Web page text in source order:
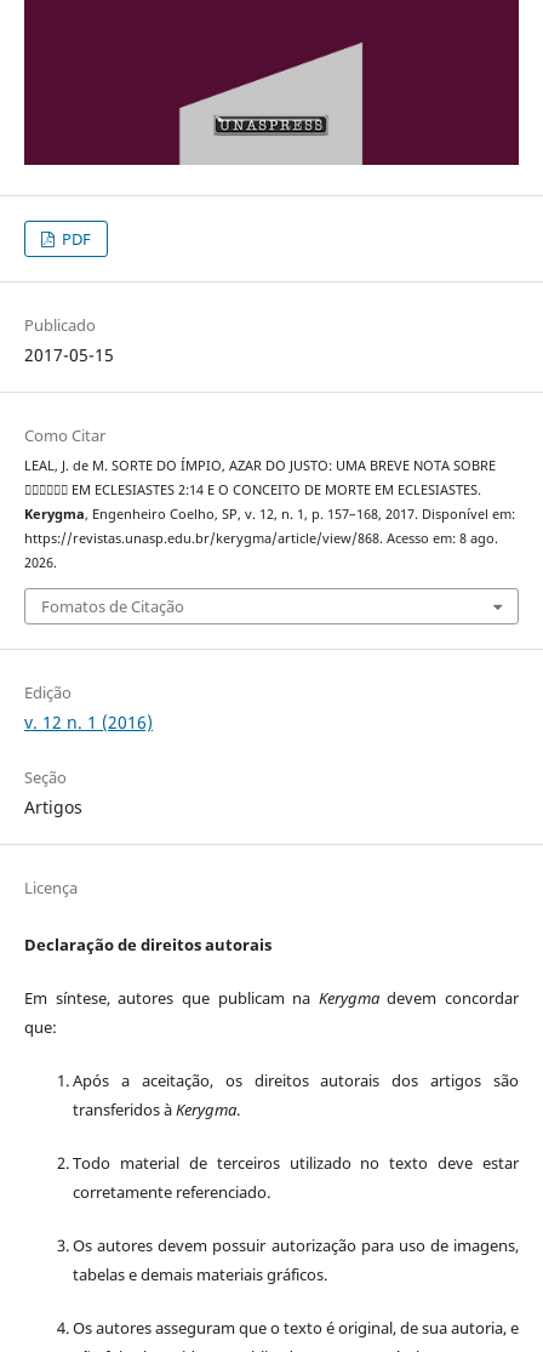
PDF
Publicado
2017-05-15
Como Citar
LEAL, J. de M. SORTE DO ÍMPIO, AZAR DO JUSTO: UMA BREVE NOTA SOBRE
 EM ECLESIASTES 2:14 E O CONCEITO DE MORTE EM ECLESIASTES.
Kerygma, Engenheiro Coelho, SP, v. 12, n. 1, p. 157–168, 2017. Disponível em:
https://revistas.unasp.edu.br/kerygma/article/view/868. Acesso em: 8 ago.
2026.
Fomatos de Citação
Edição
v. 12 n. 1 (2016)
Seção
Artigos
Licença
Declaração de direitos autorais
Em síntese, autores que publicam na Kerygmadevem concordar
que:
Após a aceitação, os direitos autorais dos artigos são
transferidos àKerygma.
Todo material de terceiros utilizado no texto deve estar
corretamente referenciado.
Os autores devem possuir autorização para uso de imagens,
tabelas e demais materiais gráficos.
Os autores asseguram que o texto é original, de sua autoria, e